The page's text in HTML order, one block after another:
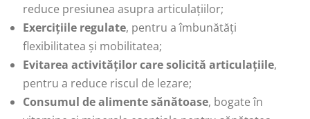
reduce presiunea asupra articulațiilor;
Exercițiile regulate, pentru a îmbunătăți
flexibilitatea și mobilitatea;
Evitarea activităților care solicită articulațiile,
pentru a reduce riscul de lezare;
Consumul de alimente sănătoase, bogate în